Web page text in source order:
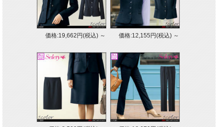
・ストレッチ
・TioTioプレミアム
・制電裏地使用
・右腰ポケット
・後ウエストゴム
※取り寄せ商品、在庫有無、納期後日連絡
★ 関連シリーズを全て見る
価格:19,662円(税込)～ 価格:12,155円(税込)～